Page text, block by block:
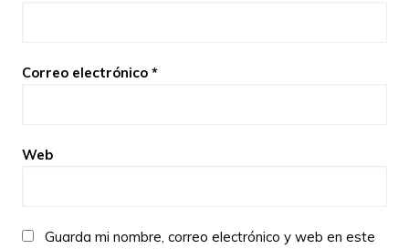
Correo electrónico *
Web
Guarda mi nombre, correo electrónico y web en este